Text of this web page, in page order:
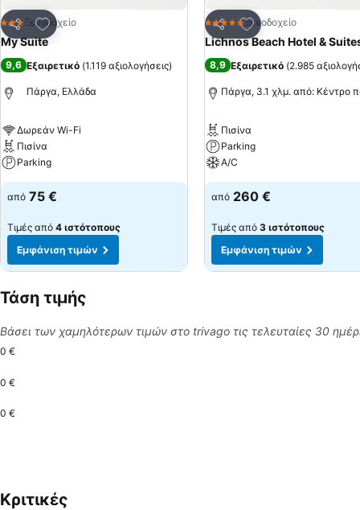
Κοινοποίηση
Προσθήκη στα αγαπημένα
3 ΑστέριαΞενοδοχείο
My Suite
9,6 Εξαιρετικό (1.119 αξιολογήσεις)
Πάργα, Ελλάδα
Δωρεάν Wi-Fi
Πισίνα
Parking
από 75 €
Τιμές από 4 ιστότοπους
Εμφάνιση τιμών
Κοινοποίηση
Προσθήκη στα
5 ΑστέριαΞενοδοχείο
Lichnos Beach Hotel &
8,9 Εξαιρετικό (2.985
Πάργα, 3.1 χλμ. από: Κέντρο
Πισίνα
Parking
A/C
από 260 €
Τιμές από 3 ιστότοπους
Εμφάνιση τιμών
Τάση τιμής
Βάσει των χαμηλότερων τιμών στο trivago τις τελευταίες 30
0 €
0 €
0 €
Κριτικές